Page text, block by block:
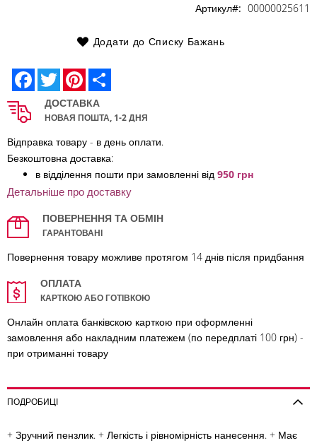
Артикул
00000025611
Додати до Списку Бажань
Facebook
Twitter Pinterest
ДОСТАВКА
НОВАЯ ПОШТА, 1-2 ДНЯ
Відправка товару - в день оплати.
Безкоштовна доставка:
в відділення пошти при замовленні від 950 грн
Детальніше про доставку
ПОВЕРНЕННЯ ТА ОБМІН
ГАРАНТОВАНІ
Повернення товару можливе протягом 14 днів після придбання
ОПЛАТА
КАРТКОЮ АБО ГОТІВКОЮ
Онлайн оплата банківскою карткою при оформленні
замовлення або накладним платежем (по передплаті 100 грн) -
при отриманні товару
ПОДРОБИЦІ
+ Зручний пензлик. + Легкість і рівномірність нанесення. + Має